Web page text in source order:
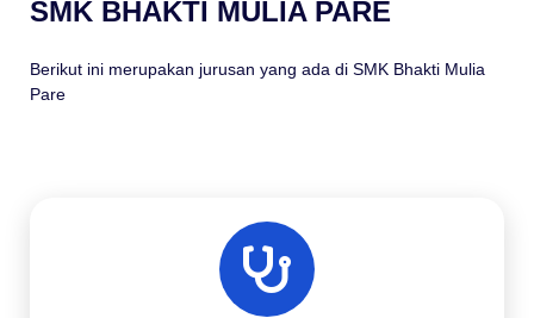
SMK BHAKTI MULIA PARE
Berikut ini merupakan jurusan yang ada di SMK Bhakti Mulia
Pare